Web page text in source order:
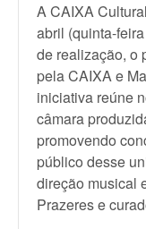
A CAIXA
abril (quinta-
de realização, o
pela CAIXA e
iniciativa reúne
câmara
promovendo
público desse
direção musical
Prazeres e